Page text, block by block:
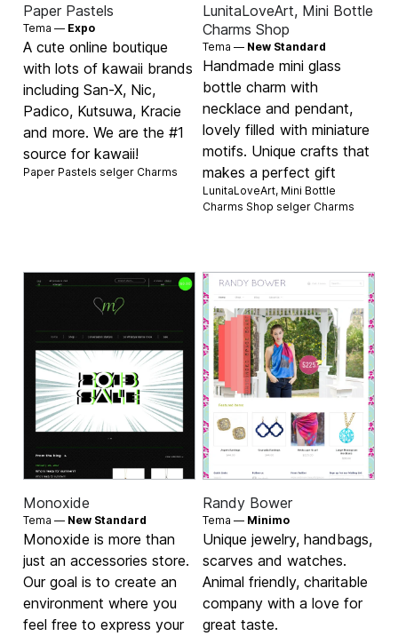
Paper Pastels
Tema — Expo
A cute online boutique
with lots of kawaii brands
including San-X, Nic,
Padico, Kutsuwa, Kracie
and more. We are the #1
source for kawaii!
Paper Pastels selger Charms
LunitaLoveArt, Mini Bottle
Charms Shop
Tema — New Standard
Handmade mini glass
bottle charm with
necklace and pendant,
lovely filled with miniature
motifs. Unique crafts that
makes a perfect gift
LunitaLoveArt, Mini Bottle
Charms Shop selger Charms
Monoxide
Tema — New Standard
Monoxide is more than
just an accessories store.
Our goal is to create an
environment where you
feel free to express your
Randy Bower
Tema — Minimo
Unique jewelry, handbags,
scarves and watches.
Animal friendly, charitable
company with a love for
great taste.